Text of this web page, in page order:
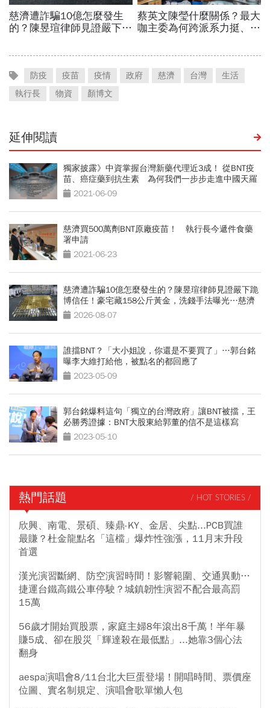
防疫 疫苗 疫情 政府 慈濟 台灣
生活
執行長
物資 顏博文
延伸閱讀
獨家披露》中資掌握台灣新藥代理近3成！ 從BNT疫
苗、癌症藥到抗生素 為何我們一步步走進中國天羅
地網？
2021-06-09
慈濟買500萬劑BNT原廠疫苗！ 執行長今遞件食藥
署申請
2021-06-23
慈濟遭詐騙10億怎麼發生的？陳昱瑄律師見證嚴下跪
博信任！豪宅藏158公斤黃金，洗錢手法曝光…慈濟
回應了
2026-08-07
誰擋BNT？「大小姐說，你還是不要買了」…郭台銘
曝李大維打給他，被點名的都回應了
2023-05-09
郭台銘爆料這句「獨立的台灣政府」讓BNT被擋，王
必勝秀證據：BNT大股東給郭董的信不是這樣寫
2023-05-10
熱門話題 / HOT STORIES /
欣興、南電、景碩、臻鼎-KY、金居、尖點...PCB買誰
最賺？杜金龍點名「這檔」爆炸性強漲，11月末升段
首選
漢光演習斷網、防空演習時間！影響範圍、交通異動…
捷運台鐵高鐵公車停駛？城鎮韌性演習不配合最高罰
15萬
56歲才開始買股票，家庭主婦8年滾出8千萬！半年暴
賺5成、卻在股災「輝達殺在最低點」...她靠3個心法
翻身
aespa演唱會8/11台北大巨蛋登場！開唱時間、票價座
位圖、實名制規定、演唱會歌單懶人包